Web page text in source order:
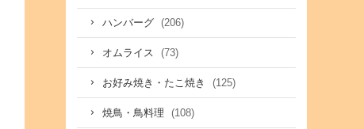
ハンバーグ (206)
オムライス (73)
お好み焼き・たこ焼き (125)
焼鳥・鳥料理 (108)